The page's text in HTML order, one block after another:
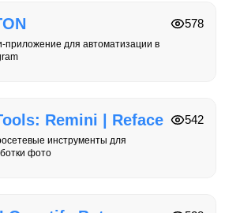
приложение для автоматизации в
578
Remini | Reface
инструменты для
фото
542